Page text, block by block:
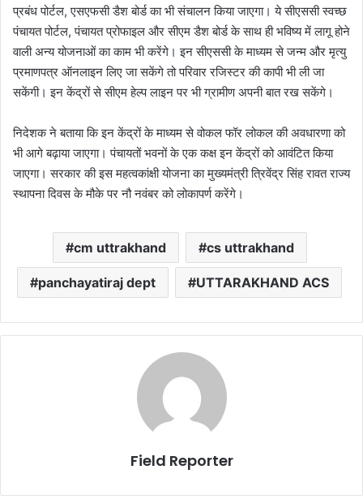
प्रबंध पोर्टल, एसएफसी डैश बोर्ड का भी संचालन किया जाएगा। ये सीएससी स्वच्छ
पंचायत पोर्टल, पंचायत प्रोफाइल और सीएम डैश बोर्ड के साथ ही भविष्य में लागू होने
वाली अन्य योजनाओं का काम भी करेंगे। इन सीएससी के माध्यम से जन्म और मृत्यु
प्रमाणपत्र ऑनलाइन लिए जा सकेंगे तो परिवार रजिस्टर की कापी भी ली जा
सकेंगी। इन केंद्रों से सीएम हेल्प लाइन पर भी ग्रामीण अपनी बात रख सकेंगे।
निदेशक ने बताया कि इन केंद्रों के माध्यम से वोकल फॉर लोकल की अवधारणा को
भी आगे बढ़ाया जाएगा। पंचायतों भवनों के एक कक्ष इन केंद्रों को आवंटित किया
जाएगा। सरकार की इस महत्वकांक्षी योजना का मुख्यमंत्री त्रिवेंद्र सिंह रावत राज्य
स्थापना दिवस के मौके पर नौ नवंबर को लोकापर्ण करेंगे।
cm uttrakhand cs uttrakhand
panchayatiraj dept UTTARAKHAND ACS
Field Reporter